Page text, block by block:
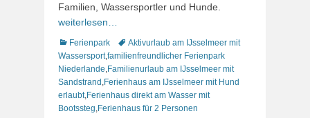
Familien, Wassersportler und Hunde.
weiterlesen…
Kategorien
Ferienpark Schlagworte
Aktivurlaub am IJsselmeer mit
Wassersport,familienfreundlicher Ferienpark
Niederlande Familienurlaub am IJsselmeer mit
Sandstrand Ferienhaus am IJsselmeer mit Hund
erlaubt, Ferienhaus direkt am Wasser mit
Bootssteg Ferienhaus für 2 Personen